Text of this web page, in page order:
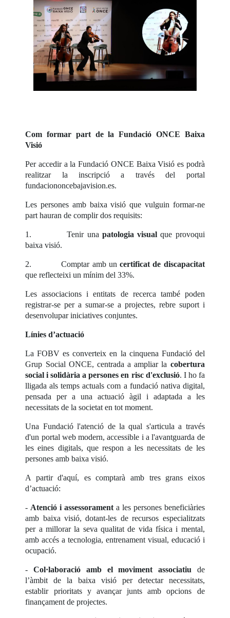
Com formar part de la Fundació ONCE Baixa
Visió
Per accedir a la Fundació ONCE Baixa Visió es podrà
realitzar la inscripció a través del portal
fundaciononcebajavision.es.
Les persones amb baixa visió que vulguin formar-ne
part hauran de complir dos requisits:
1. Tenir una patologia visual que provoqui
baixa visió.
2. Comptar amb uncertificat de discapacitat
que reflecteixi un mínim del 33%.
Les associacions i entitats de recerca també poden
registrar-se per a sumar-se a projectes, rebre suport i
desenvolupar iniciatives conjuntes.
Línies d’actuació
La FOBV es converteix en la cinquena Fundació del
Grup Social ONCE, centrada a ampliar la cobertura
social i solidària a persones en risc d'exclusió. I ho fa
lligada als temps actuals com a fundació nativa digital,
pensada per a una actuació àgil i adaptada a les
necessitats de la societat en tot moment.
Una Fundació l'atenció de la qual s'articula a través
d'un portal web modern, accessible i a l'avantguarda de
les eines digitals, que respon a les necessitats de les
persones amb baixa visió.
A partir d'aquí, es comptarà amb tres grans eixos
d’actuació:
- Atenció i assessorament a les persones beneficiàries
amb baixa visió, dotant-les de recursos especialitzats
per a millorar la seva qualitat de vida física i mental,
amb accés a tecnologia, entrenament visual, educació i
ocupació.
-Col·laboració amb el moviment associatiu de
l’àmbit de la baixa visió per detectar necessitats,
establir prioritats y avançar junts amb opcions de
finançament de projectes.